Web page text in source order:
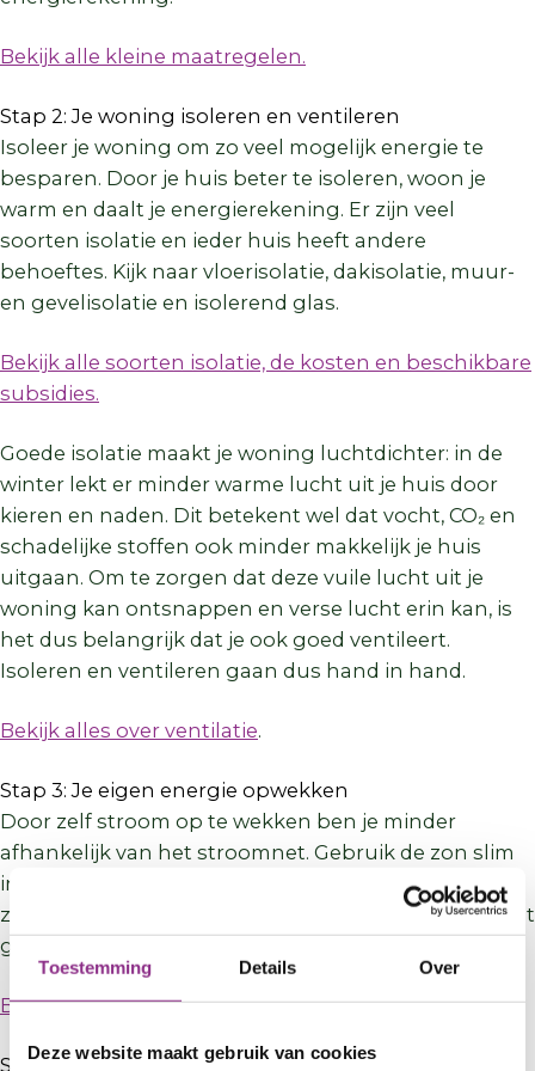
Toestemming Details Over
Deze website maakt gebruik van cookies
Bekijk alle kleine maatregelen.
Stap 2: Je woning isoleren en ventileren
Isoleer je woning om zo veel mogelijk energie te
besparen. Door je huis beter te isoleren, woon je
warm en daalt je energierekening. Er zijn veel
soorten isolatie en ieder huis heeft andere
behoeftes. Kijk naar vloerisolatie, dakisolatie, muur-
en gevelisolatie en isolerend glas.
Bekijk alle soorten isolatie, de kosten en beschikbare
subsidies.
Goede isolatie maakt je woning luchtdichter: in de
winter lekt er minder warme lucht uit je huis door
kieren en naden. Dit betekent wel dat vocht, CO₂ en
schadelijke stoffen ook minder makkelijk je huis
uitgaan. Om te zorgen dat deze vuile lucht uit je
woning kan ontsnappen en verse lucht erin kan, is
het dus belangrijk dat je ook goed ventileert.
Isoleren en ventileren gaan dus hand in hand.
Bekijk alles over ventilatie.
Stap 3: Je eigen energie opwekken
Door zelf stroom op te wekken ben je minder
afhankelijk van het stroomnet. Gebruik de zon slim
in je huis met zonnepanelen op je dak of een
zonneboiler. Voor een lagere energierekening en het
gebruik van duurzamere bronnen.
Bekijk de informatie over stroom opwekken.
Stap 4: Duurzaam verwarmen en koelen